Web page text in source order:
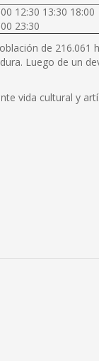
12:30 13:30 18:00
23:30
de 216.061
Luego de un
vida cultural y